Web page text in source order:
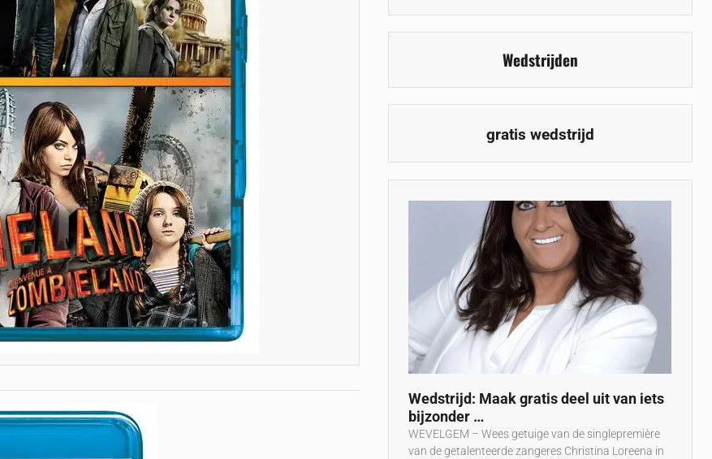
Wedstrijden
gratis wedstrijd
Wedstrijd: Maak gratis deel uit van iets
bijzonder …
WEVELGEM – Wees getuige van de singlepremière
van de getalenteerde zangeres Christina Loreena in